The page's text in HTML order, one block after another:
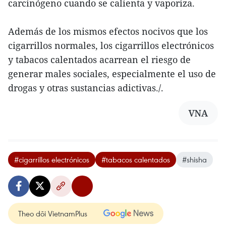
carcinógeno cuando se calienta y vaporiza.
Además de los mismos efectos nocivos que los
cigarrillos normales, los cigarrillos electrónicos
y tabacos calentados acarrean el riesgo de
generar males sociales, especialmente el uso de
drogas y otras sustancias adictivas./.
VNA
#cigarrillos electrónicos #tabacos calentados #shisha
Theo dõi VietnamPlus